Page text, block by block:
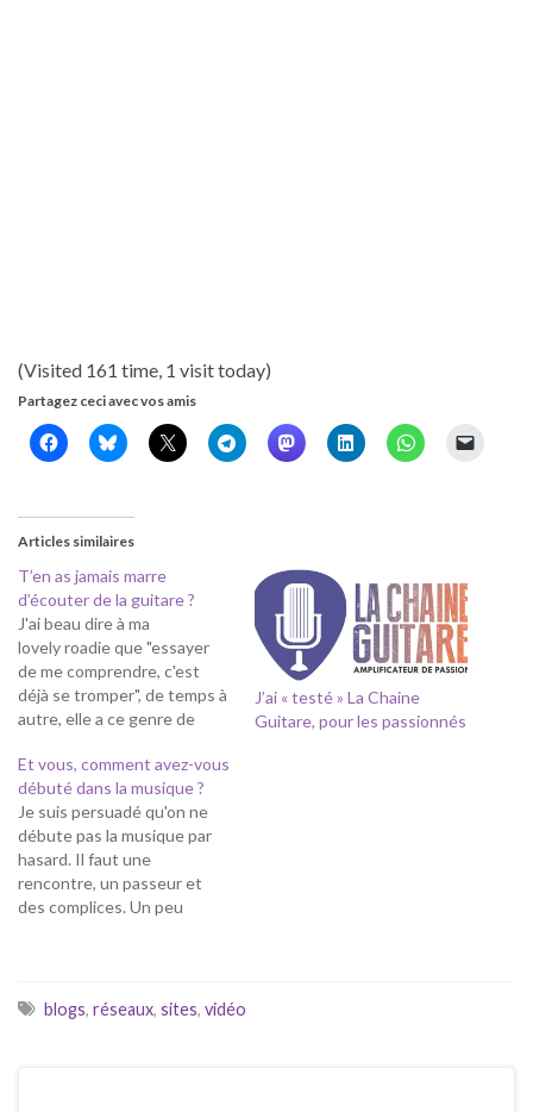
(Visited 161 time, 1 visit today)
Partagez ceci avec vos amis
Articles similaires
T’en as jamais marre
d’écouter de la guitare ?
J'ai beau dire à ma
lovely roadie que "essayer
de me comprendre, c'est
déjà se tromper", de temps à
autre, elle a ce genre de
de question: Tu écoutes
tout le temps de la guitare.
T'en as jamais marre ? Tout
d'abord, j'écoute bien
d'autres choses, par
exemple ... du…
J’ai « testé » La Chaine
Guitare, pour les passionnés
Et vous, comment avez-vous
débuté dans la musique ?
Je suis persuadé qu'on ne
débute pas la musique par
hasard. Il faut une
rencontre, un passeur et
des complices. Un peu
une joie, un désir, ou un
manque et une douleur, une
blogs, réseaux, sites, vidéo